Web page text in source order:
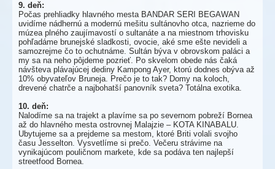
9. deň:
Počas prehliadky hlavného mesta BANDAR SERI BEGAWAN
uvidíme nádhernú a modernú mešitu sultánovho otca, nazrieme do
múzea plného zaujímavostí o sultanáte a na miestnom trhovisku
pohľadáme brunejské sladkosti, ovocie, aké sme ešte nevideli a
samozrejme čo to ochutnáme. Sultán býva v obrovskom paláci a
my sa na neho pôjdeme pozrieť. Po skvelom obede nás čaká
návšteva plávajúcej dediny Kampong Ayer, ktorú dodnes obýva až
10% obyvateľov Bruneja. Prečo je to tak? Domy na koloch,
drevené chatrče a najbohatší panovník sveta? Totálna exotika.
10. deň:
Nalodíme sa na trajekt a plavíme sa po severnom pobreží Bornea
až do hlavného mesta ostrovnej Malajzie – KOTA KINABALU.
Ubytujeme sa a prejdeme sa mestom, ktoré Briti volali svojho
času Jesselton. Vysvetlíme si prečo. Večeru strávime na
vynikajúcom pouličnom markete, kde sa podáva ten najlepší
streetfood Bornea.